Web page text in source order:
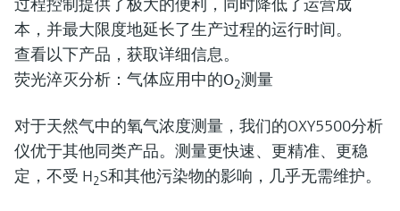
过程控制提供了极大的便利，同时降低了运营成
本，并最大限度地延长了生产过程的运行时间。
查看以下产品，获取详细信息。
荧光淬灭分析：气体应用中的O2测量
对于天然气中的氧气浓度测量，我们的OXY5500分析
仪优于其他同类产品。测量更快速、更精准、更稳
定，不受 H2S和其他污染物的影响，几乎无需维护。